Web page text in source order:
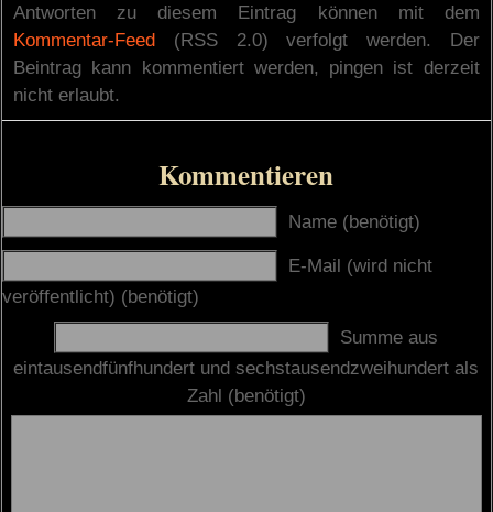
Antworten zu diesem Eintrag können mit dem
Kommentar-Feed (RSS 2.0) verfolgt werden. Der
Beintrag kann kommentiert werden, pingen ist derzeit
nicht erlaubt.
Kommentieren
Name (benötigt)
E-Mail (wird nicht
veröffentlicht) (benötigt)
Summe aus
eintausendfünfhundert und sechstausendzweihundert als
Zahl (benötigt)